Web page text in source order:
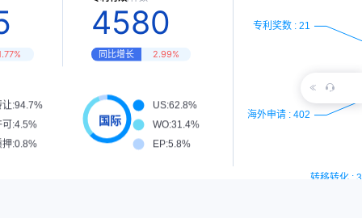
4580
同比增长 2.99%